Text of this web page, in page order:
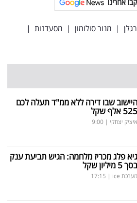
אחרינו
| מנור סולומון | מסעדנות |
היישוב שבו דירה ללא ממ"ד תעלה לכם
525 אלף שקל
איציק יצחקי |
9:00
גיא פלג מכריז מלחמה: הגיש תביעת ענק
בסך 5 מיליון שקל
מערכת ice |
17:15